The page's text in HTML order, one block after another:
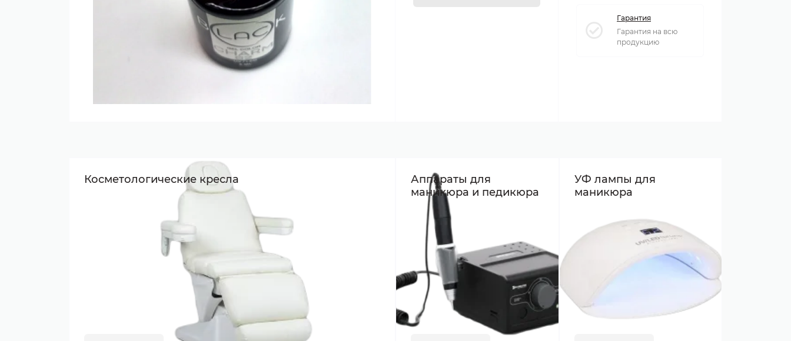
Гарантия
Гарантия на всю
продукцию
Косметологические кресла
Аппараты для
маникюра и педикюра
УФ лампы для
маникюра